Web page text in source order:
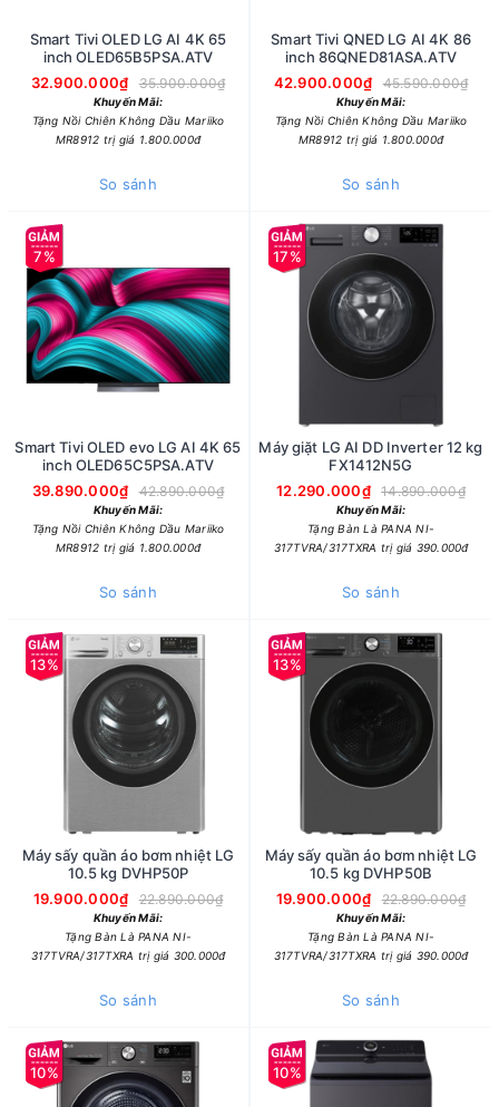
Smart Tivi OLED LG AI 4K 65
inch OLED65B5PSA.ATV
32.900.000₫
35.900.000₫
Khuyến Mãi:
Tặng Nồi Chiên Không Dầu Mariiko
MR8912 trị giá 1.800.000đ
So sánh
Smart Tivi QNED LG AI 4K 86
inch 86QNED81ASA.ATV
42.900.000₫
45.590.000₫
Khuyến Mãi:
Tặng Nồi Chiên Không Dầu Mariiko
MR8912 trị giá 1.800.000đ
So sánh
7%
Smart Tivi OLED evo LG AI 4K 65
inch OLED65C5PSA.ATV
39.890.000₫
42.890.000₫
Khuyến Mãi:
Tặng Nồi Chiên Không Dầu Mariiko
MR8912 trị giá 1.800.000đ
So sánh
17%
Máy giặt LG AI DD Inverter 12 kg
FX1412N5G
12.290.000₫
14.890.000₫
Khuyến Mãi:
Tặng Bàn Là PANA NI-
317TVRA/317TXRA trị giá 390.000đ
So sánh
13%
Máy sấy quần áo bơm nhiệt LG
10.5 kg DVHP50P
19.900.000₫
22.890.000₫
Khuyến Mãi:
Tặng Bàn Là PANA NI-
317TVRA/317TXRA trị giá 300.000đ
So sánh
13%
Máy sấy quần áo bơm nhiệt LG
10.5 kg DVHP50B
19.900.000₫
22.890.000₫
Khuyến Mãi:
Tặng Bàn Là PANA NI-
317TVRA/317TXRA trị giá 390.000đ
So sánh
10% 10%